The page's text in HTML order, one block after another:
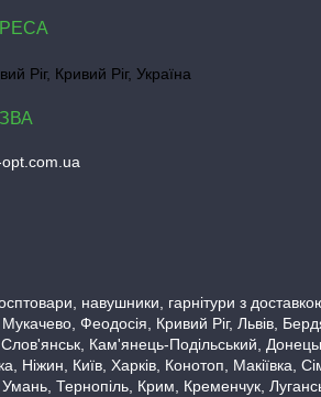
Ріг, Кривий Ріг, Україна
opt.com.ua
навушники, гарнітури з
Феодосія, Кривий Ріг, Львів,
Кам'янець-Подільський,
Ніжин, Київ, Харків, Конотоп,
Тернопіль, Крим, Кременчук,